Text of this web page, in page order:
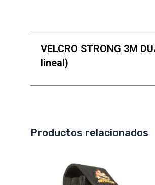
VELCRO STRONG 3M
lineal)
Productos relacionados